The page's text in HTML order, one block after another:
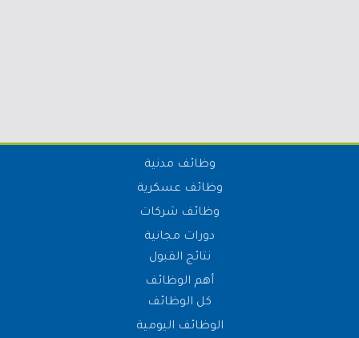
وظائف مدنية
وظائف عسكرية
وظائف شركات
دورات مجانية
نتائج القبول
أهم الوظائف
كل الوظائف
الوظائف اليومية